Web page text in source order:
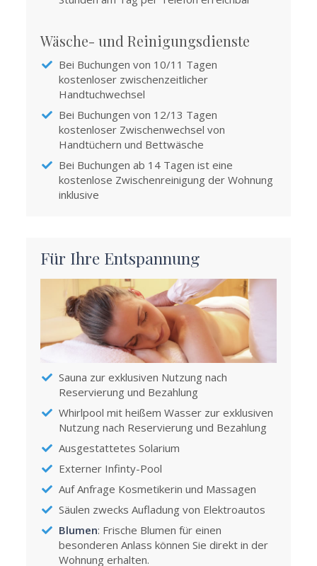
Wäsche- und Reinigungsdienste
Bei Buchungen von 10/11 Tagen
kostenloser zwischenzeitlicher
Handtuchwechsel
Bei Buchungen von 12/13 Tagen
kostenloser Zwischenwechsel von
Handtüchern und Bettwäsche
Bei Buchungen ab 14 Tagen ist eine
kostenlose Zwischenreinigung der Wohnung
inklusive
Für Ihre Entspannung
Sauna zur exklusiven Nutzung nach
Reservierung und Bezahlung
Whirlpool mit heißem Wasser zur exklusiven
Nutzung nach Reservierung und Bezahlung
Ausgestattetes Solarium
Externer Infinty-Pool
Auf Anfrage Kosmetikerin und Massagen
Säulen zwecks Aufladung von Elektroautos
Blumen: Frische Blumen für einen
besonderen Anlass können Sie direkt in der
Wohnung erhalten.